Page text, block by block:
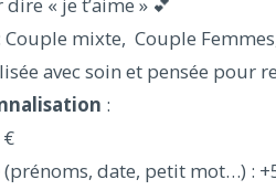
mixte, Couple
avec soin et pensée pour
:
€
(prénoms, date, petit mot…) :